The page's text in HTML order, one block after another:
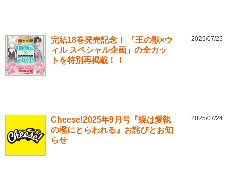
完結18巻発売記念！ 「王の獣×ウ
ィル スペシャル企画」の全カッ
トを特別再掲載！！
2025/07/25
Cheese!2025年9月号『蝶は愛執
の檻にとらわれる』お詫びとお知
らせ
2025/07/24